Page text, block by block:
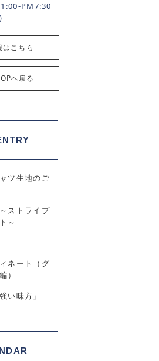
PM7:30
はこちら
へ戻る
ツ生地のご
ストライプ
～
ネート（グ
）
い味方」